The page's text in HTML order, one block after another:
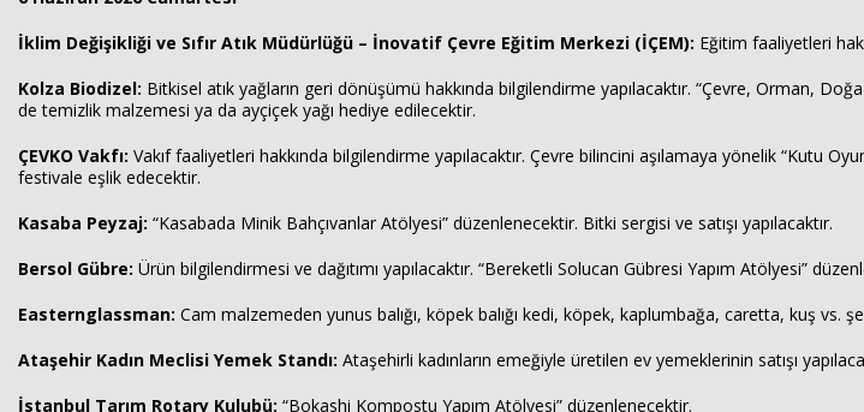
İklim Değişikliği ve Sıfır Atık Müdürlüğü – İnovatif Çevre Eğitim Merkezi (İÇEM): Eğitim faaliyetleri
Kolza Biodizel: Bitkisel atık yağların geri dönüşümü hakkında bilgilendirme yapılacaktır. “Çevre, Orman,
de temizlik malzemesi ya da ayçiçek yağı hediye edilecektir.
ÇEVKO Vakfı: Vakıf faaliyetleri hakkında bilgilendirme yapılacaktır. Çevre bilincini aşılamaya yönelik “Kutu
festivale eşlik edecektir.
Kasaba Peyzaj: “Kasabada Minik Bahçıvanlar Atölyesi” düzenlenecektir. Bitki sergisi ve satışı yapılacaktır.
Bersol Gübre: Ürün bilgilendirmesi ve dağıtımı yapılacaktır. “Bereketli Solucan Gübresi Yapım Atölyesi”
Easternglassman: Cam malzemeden yunus balığı, köpek balığı kedi, köpek, kaplumbağa, caretta, kuş vs.
Ataşehir Kadın Meclisi Yemek Standı: Ataşehirli kadınların emeğiyle üretilen ev yemeklerinin satışı
İstanbul Tarım Rotary Kulubü: “Bokashi Kompostu Yapım Atölyesi” düzenlenecektir.